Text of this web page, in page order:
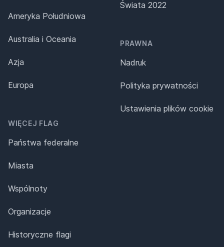
Ameryka Południowa
Australia i Oceania
Azja
Europa
WIĘCEJ FLAG
Państwa federalne
Miasta
Wspólnoty
Organizacje
Historyczne flagi
Świata 2022
PRAWNA
Nadruk
Polityka prywatności
Ustawienia plików cookie